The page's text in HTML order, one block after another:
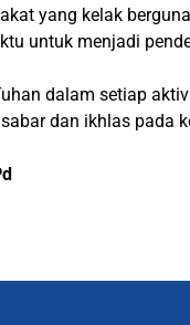
yang kelak
untuk menjadi
dalam setiap
dan ikhlas pada